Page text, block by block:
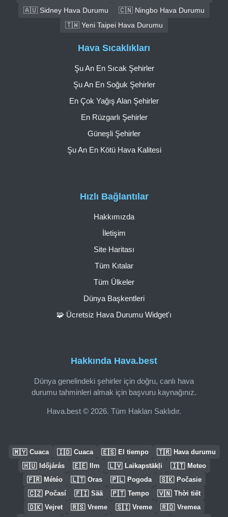
🇦🇺 Sidney Hava Durumu
🇨🇳 Ningbo Hava Durumu
🇹🇼 Yeni Taipei Hava Durumu
Hakkında Hava.best
Dünya genelindeki şehirler için doğru, canlı hava
durumu tahminleri almak için başvuru kaynağınız.
Hava.best © 2026. Tüm Hakları Saklıdır.
Hızlı Bağlantılar
Hakkımızda
İletişim
Site Haritası
Tüm Kıtalar
Tüm Ülkeler
Dünya Başkentleri
🧩 Ücretsiz Hava Durumu Widget'ı
Hava Sıcaklıkları
Şu An En Sıcak Şehirler
Şu An En Soğuk Şehirler
En Çok Yağış Alan Şehirler
En Rüzgarlı Şehirler
Güneşli Şehirler
Şu An En Kötü Hava Kalitesi
🇲🇾 Cuaca 🇮🇩 Cuaca 🇪🇸 El tiempo 🇹🇷 Hava durumu
🇭🇺 Időjárás 🇪🇪 Ilm 🇱🇻 Laikapstākļi 🇮🇹 Meteo
🇫🇷 Météo 🇱🇹 Oras 🇵🇱 Pogoda 🇸🇰 Počasie
🇨🇿 Počasí 🇫🇮 Sää 🇵🇹 Tempo 🇻🇳 Thời tiết
🇩🇰 Vejret 🇷🇸 Vreme 🇸🇮 Vreme 🇷🇴 Vremea